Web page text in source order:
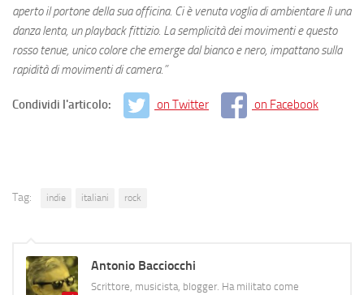
aperto il portone della sua officina. Ci è venuta voglia di ambientare lì una
danza lenta, un playback fittizio. La semplicità dei movimenti e questo
rosso tenue, unico colore che emerge dal bianco e nero, impattano sulla
rapidità di movimenti di camera.”
Condividi l'articolo: on Twitter on Facebook
Tag: indie italiani rock
Antonio Bacciocchi
Scrittore, musicista, blogger. Ha militato come